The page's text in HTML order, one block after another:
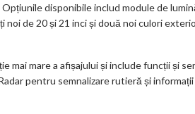
disponibile includ module de
noi de 20 și 21 inci și două noi culori
mai mare a afișajului și include funcții și
pentru semnalizare rutieră și